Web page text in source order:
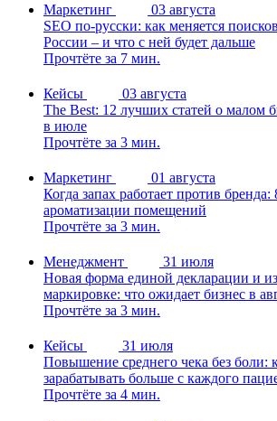
Маркетинг
03 августа
SEO по-русски: как меняется
России – и что с ней будет дальше
Прочтёте за 7 мин.
Кейсы
03 августа
The Best: 12 лучших статей о малом
в июле
Прочтёте за 3 мин.
Маркетинг
01 августа
Когда запах работает против
ароматизации помещений
Прочтёте за 3 мин.
Менеджмент
31 июля
Новая форма единой декларации и
маркировке: что ожидает бизнес в
Прочтёте за 3 мин.
Кейсы
31 июля
Повышение среднего чека без боли:
зарабатывать больше с каждого
Прочтёте за 4 мин.